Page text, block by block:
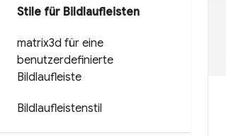
Stile für Bildlaufleisten
matrix3d für eine
benutzerdefinierte
Bildlaufleiste
Bildlaufleistenstil